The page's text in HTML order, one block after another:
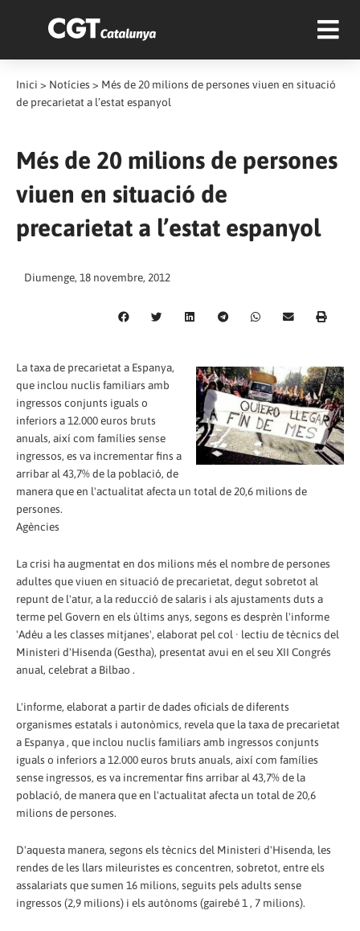
Inici > Notícies > Més de 20 milions de persones viuen en situació
de precarietat a l’estat espanyol
Més de 20 milions de persones
viuen en situació de
precarietat a l’estat espanyol
Diumenge, 18 novembre, 2012
La taxa de precarietat a Espanya,
que inclou nuclis familiars amb
ingressos conjunts iguals o
inferiors a 12.000 euros bruts
anuals, així com famílies sense
ingressos, es va incrementar fins a
arribar al 43,7% de la població, de
manera que en l'actualitat afecta un total de 20,6 milions de
persones.
Agències
La crisi ha augmentat en dos milions més el nombre de persones
adultes que viuen en situació de precarietat, degut sobretot al
repunt de l'atur, a la reducció de salaris i als ajustaments duts a
terme pel Govern en els últims anys, segons es desprèn l'informe
'Adéu a les classes mitjanes', elaborat pel col · lectiu de tècnics del
Ministeri d'Hisenda (Gestha), presentat avui en el seu XII Congrés
anual, celebrat a Bilbao .
L'informe, elaborat a partir de dades oficials de diferents
organismes estatals i autonòmics, revela que la taxa de precarietat
a Espanya , que inclou nuclis familiars amb ingressos conjunts
iguals o inferiors a 12.000 euros bruts anuals, així com famílies
sense ingressos, es va incrementar fins arribar al 43,7% de la
població, de manera que en l'actualitat afecta un total de 20,6
milions de persones.
D'aquesta manera, segons els tècnics del Ministeri d'Hisenda, les
rendes de les llars mileuristes es concentren, sobretot, entre els
assalariats que sumen 16 milions, seguits pels adults sense
ingressos (2,9 milions) i els autònoms (gairebé 1 , 7 milions).